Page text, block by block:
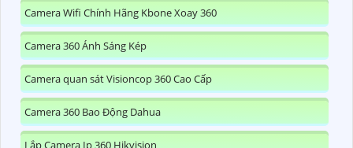
Camera Wifi Chính Hãng Kbone Xoay 360
Camera 360 Ánh Sáng Kép
Camera quan sát Visioncop 360 Cao Cấp
Camera 360 Bao Động Dahua
Lắp Camera Ip 360 Hikvision